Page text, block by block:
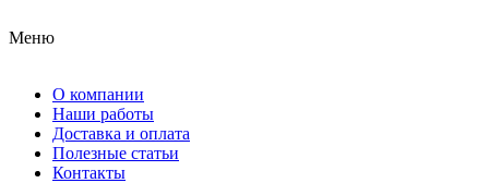
Меню
О компании
Наши работы
Доставка и оплата
Полезные статьи
Контакты